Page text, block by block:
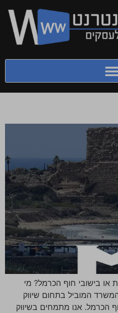
או בישובי חוף הכרמל? מי
המוביל בתחום שיווק
הכרמל. אנו מתמחים בשיווק